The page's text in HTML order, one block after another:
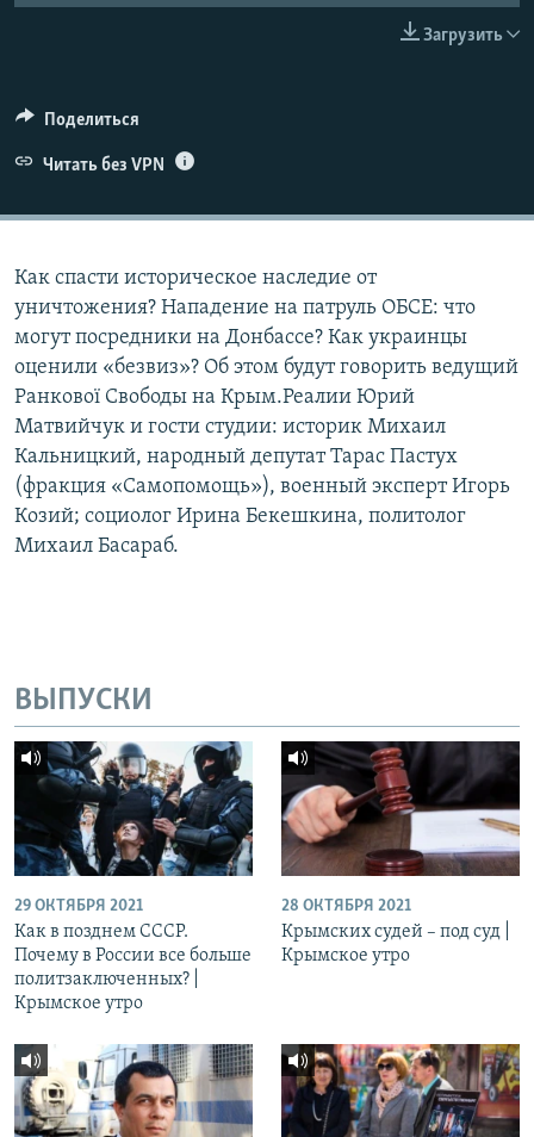
ELIFBE
УКРАИНСКАЯ ПРОБЛЕМА КРЫМА
Загрузить
Поделиться
Читать без VPN
Как спасти историческое наследие от
уничтожения? Нападение на патруль ОБСЕ: что
могут посредники на Донбассе? Как украинцы
оценили «безвиз»? Об этом будут говорить ведущий
Ранкової Свободы на Крым.Реалии Юрий
Матвийчук и гости студии: историк Михаил
Кальницкий, народный депутат Тарас Пастух
(фракция «Самопомощь»), военный эксперт Игорь
Козий; социолог Ирина Бекешкина, политолог
Михаил Басараб.
ВЫПУСКИ
29 ОКТЯБРЯ 2021
Как в позднем СССР.
Почему в России все больше
политзаключенных? |
Крымское утро
28 ОКТЯБРЯ 2021
Крымских судей – под суд |
Крымское утро